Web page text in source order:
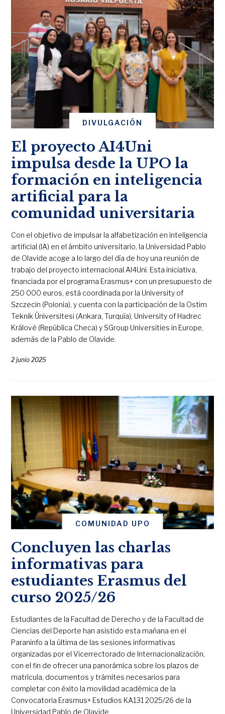
DIVULGACIÓN
El proyecto AI4Uni
impulsa desde la UPO la
formación en inteligencia
artificial para la
comunidad universitaria
Con el objetivo de impulsar la alfabetización en inteligencia
artificial (IA) en el ámbito universitario, la Universidad Pablo
de Olavide acoge a lo largo del día de hoy una reunión de
trabajo del proyecto internacional AI4Uni. Esta iniciativa,
financiada por el programa Erasmus+ con un presupuesto de
250 000 euros, está coordinada por la University of
Szczecin (Polonia), y cuenta con la participación de la Ostim
Teknik Üniversitesi (Ankara, Turquía), University of Hadrec
Králové (República Checa) y SGroup Universities in Europe,
además de la Pablo de Olavide.
2 junio 2025
COMUNIDAD UPO
Concluyen las charlas
informativas para
estudiantes Erasmus del
curso 2025/26
Estudiantes de la Facultad de Derecho y de la Facultad de
Ciencias del Deporte han asistido esta mañana en el
Paraninfo a la última de las sesiones informativas
organizadas por el Vicerrectorado de Internacionalización,
con el fin de ofrecer una panorámica sobre los plazos de
matrícula, documentos y trámites necesarios para
completar con éxito la movilidad académica de la
Convocatoria Erasmus+ Estudios KA131 2025/26 de la
Universidad Pablo de Olavide.